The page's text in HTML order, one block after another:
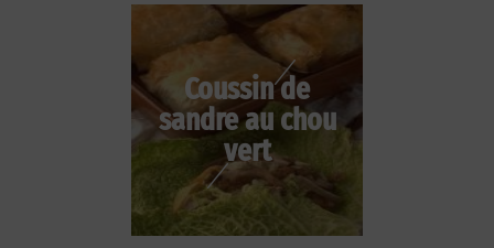
Coussin de
sandre au chou
vert